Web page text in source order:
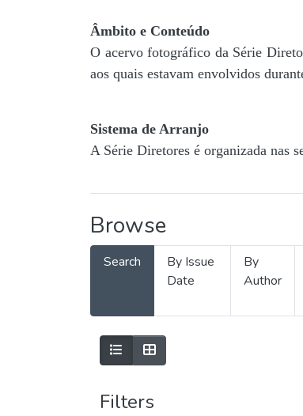
Âmbito e Conteúdo
O acervo fotográfico da Série
aos quais estavam envolvidos
Sistema de Arranjo
A Série Diretores é organizada nas
Browse
Search
By Issue
Date
By
Author
Filters